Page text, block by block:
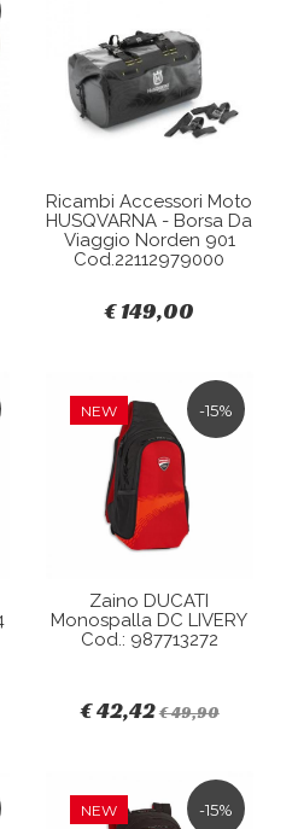
Ricambi Accessori Moto
HUSQVARNA - Borsa Da
Viaggio Norden 901
Cod.22112979000
€ 149,00
-15%
NEW
Zaino DUCATI
Monospalla DC LIVERY
Cod.: 987713272
€ 42,42€ 49,90
-15%
NEW